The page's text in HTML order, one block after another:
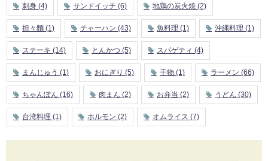
刺身 (4) サンドイッチ (6) 地鶏の炭火焼 (2)
担々麵 (1) チャーハン (43) 魚料理 (1) 沖縄料理 (1)
ステーキ (14) とんかつ (5) スパゲティ (4)
まんじゅう (1) おにぎり (5) 干物 (1) ラーメン (66)
ちゃんぽん (16) 肉まん (2) お弁当 (2) うどん (30)
台湾料理 (1) ホルモン (2) オムライス (7)